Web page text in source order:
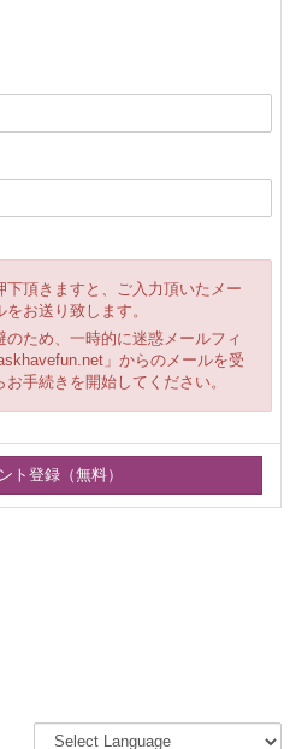
頂きますと、ご入力頂いたメー
お送り致します。
ため、一時的に迷惑メールフィ
」からのメールを受
手続きを開始してください。